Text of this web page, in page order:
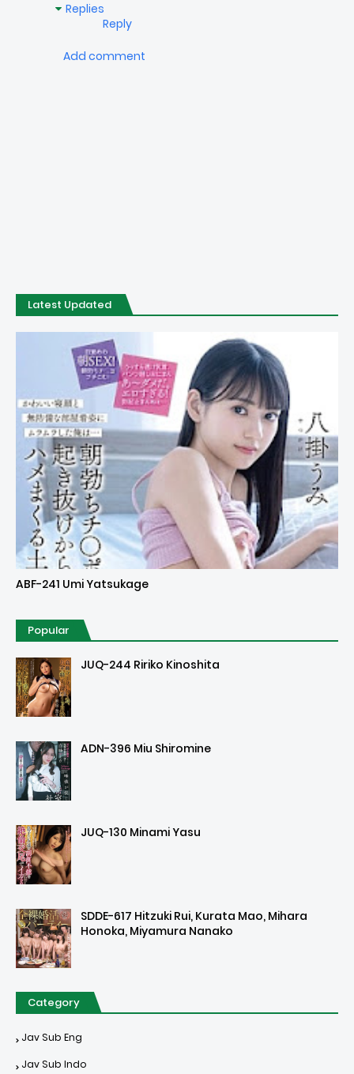
Replies
Reply
Add comment
Latest Updated
Uncensored
ABF-241 Umi Yatsukage
Popular
JUQ-244 Ririko Kinoshita
ADN-396 Miu Shiromine
JUQ-130 Minami Yasu
SDDE-617 Hitzuki Rui, Kurata Mao, Mihara
Honoka, Miyamura Nanako
Category
Jav Sub Eng
Jav Sub Indo